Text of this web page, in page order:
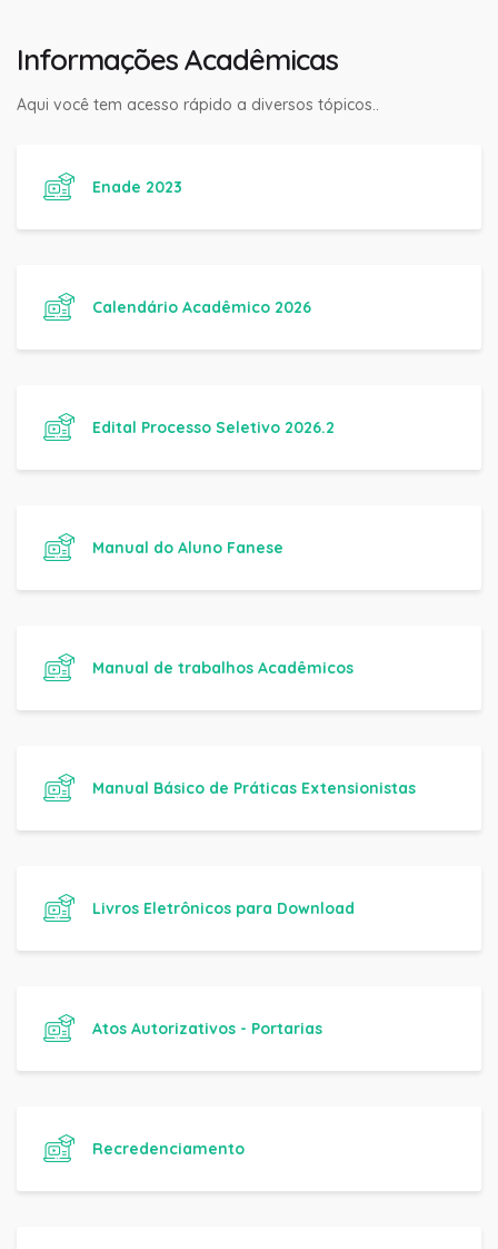
Informações Acadêmicas
Aqui você tem acesso rápido a diversos tópicos..
Enade 2023
Calendário Acadêmico 2026
Edital Processo Seletivo 2026.2
Manual do Aluno Fanese
Manual de trabalhos Acadêmicos
Manual Básico de Práticas Extensionistas
Livros Eletrônicos para Download
Atos Autorizativos - Portarias
Recredenciamento